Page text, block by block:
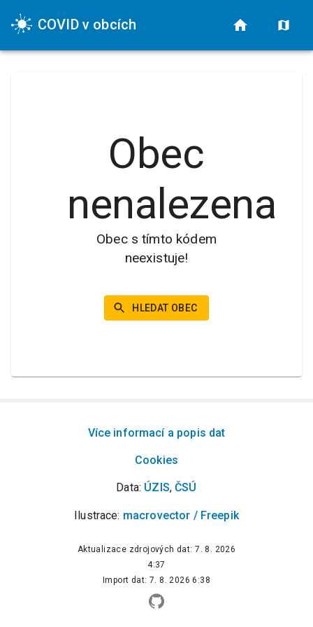
COVID v obcích
Obec
nenalezena
Obec s tímto kódem
neexistuje!
HLEDAT OBEC
Více informací a popis dat
Cookies
Data: ÚZIS, ČSÚ
Ilustrace: macrovector / Freepik
Aktualizace zdrojových dat: 7. 8. 2026
4:37
Import dat: 7. 8. 2026 6:38